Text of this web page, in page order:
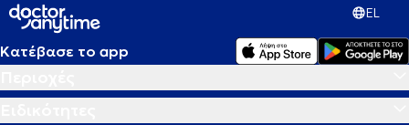
EL
Κατέβασε το app